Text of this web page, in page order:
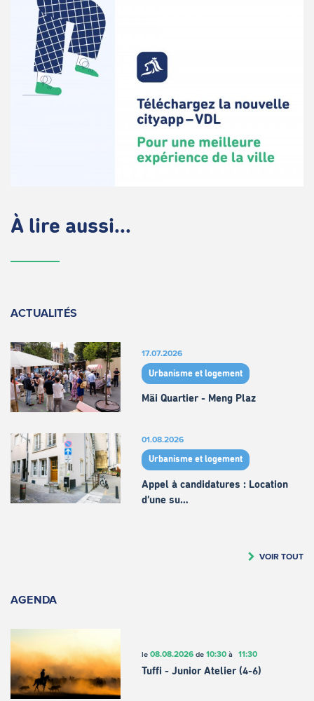
À lire aussi...
ACTUALITÉS
17.07.2026
Urbanisme et logement
Mäi Quartier - Meng Plaz
01.08.2026
Urbanisme et logement
Appel à candidatures : Location
d’une su…
VOIR TOUT
AGENDA
le 08.08.2026de 10:30à 11:30
Tuffi - Junior Atelier (4-6)